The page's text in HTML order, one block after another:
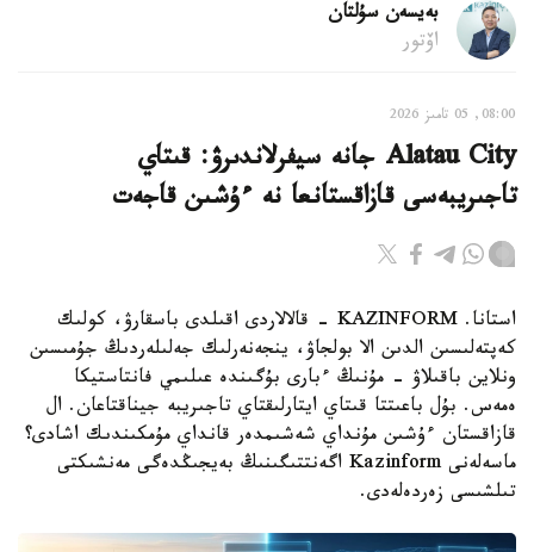
بەيسەن سۇلتان
اۆتور
08:00, 05 تامىز 2026
Alatau City جانە سيفرلاندىرۋ: قىتاي
تاجىريبەسى قازاقستانعا نە ءۇشىن قاجەت
استانا. KAZINFORM - قالالاردى اقىلدى باسقارۋ، كولىك
كەپتەلىسىن الدىن الا بولجاۋ، ينجەنەرلىك جەلىلەردىڭ جۇمىسىن
ونلاين باقىلاۋ - مۇنىڭ ءبارى بۇگىندە عىلىمي فانتاستيكا
ەمەس. بۇل باعىتتا قىتاي ايتارلىقتاي تاجىريبە جيناقتاعان. ال
قازاقستان ءۇشىن مۇنداي شەشىمدەر قانداي مۇمكىندىك اشادى؟
ماسەلەنى Kazinform اگەنتتىگىنىڭ بەيجىڭدەگى مەنشىكتى
تىلشىسى زەردەلەدى.